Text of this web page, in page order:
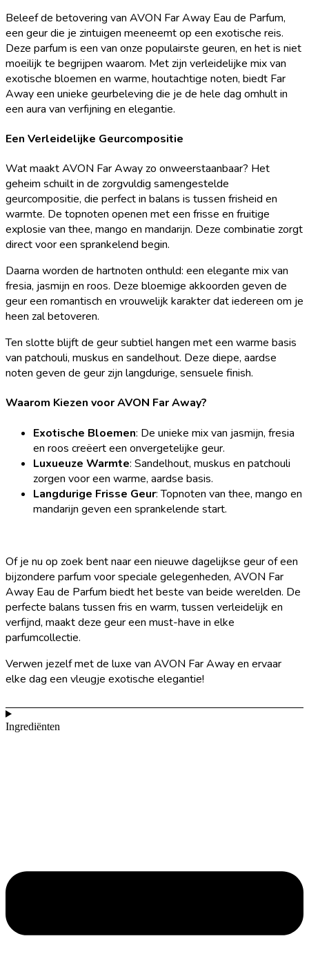
Beleef de betovering van AVON Far Away Eau de Parfum,
een geur die je zintuigen meeneemt op een exotische reis.
Deze parfum is een van onze populairste geuren, en het is niet
moeilijk te begrijpen waarom. Met zijn verleidelijke mix van
exotische bloemen en warme, houtachtige noten, biedt Far
Away een unieke geurbeleving die je de hele dag omhult in
een aura van verfijning en elegantie.
Een Verleidelijke Geurcompositie
Wat maakt AVON Far Away zo onweerstaanbaar? Het
geheim schuilt in de zorgvuldig samengestelde
geurcompositie, die perfect in balans is tussen frisheid en
warmte. De topnoten openen met een frisse en fruitige
explosie van thee, mango en mandarijn. Deze combinatie zorgt
direct voor een sprankelend begin.
Daarna worden de hartnoten onthuld: een elegante mix van
fresia, jasmijn en roos. Deze bloemige akkoorden geven de
geur een romantisch en vrouwelijk karakter dat iedereen om je
heen zal betoveren.
Ten slotte blijft de geur subtiel hangen met een warme basis
van patchouli, muskus en sandelhout. Deze diepe, aardse
noten geven de geur zijn langdurige, sensuele finish.
Waarom Kiezen voor AVON Far Away?
Exotische Bloemen: De unieke mix van jasmijn, fresia
en roos creëert een onvergetelijke geur.
Luxueuze Warmte: Sandelhout, muskus en patchouli
zorgen voor een warme, aardse basis.
Langdurige Frisse Geur: Topnoten van thee, mango en
mandarijn geven een sprankelende start.
Of je nu op zoek bent naar een nieuwe dagelijkse geur of een
bijzondere parfum voor speciale gelegenheden, AVON Far
Away Eau de Parfum biedt het beste van beide werelden. De
perfecte balans tussen fris en warm, tussen verleidelijk en
verfijnd, maakt deze geur een must-have in elke
parfumcollectie.
Verwen jezelf met de luxe van AVON Far Away en ervaar
elke dag een vleugje exotische elegantie!
Ingrediënten